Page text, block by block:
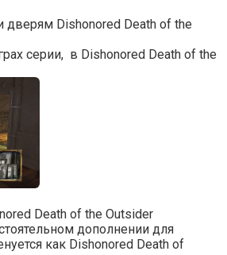
Dishonored Death of the
серии, в Dishonored Death of the
Death of the Outsider
дополнении для
как Dishonored Death of